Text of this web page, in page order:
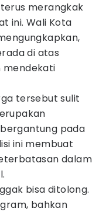
merangkak
ini. Wali Kota
di atas
mendekati
tersebut sulit
pada
ini membuat
dalam
bisa ditolong.
bahkan